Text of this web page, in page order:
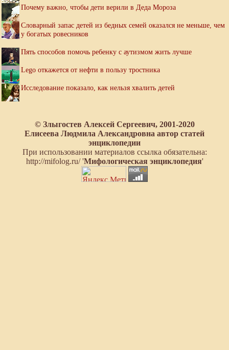
Почему важно, чтобы дети верили в Деда Мороза
Словарный запас детей из бедных семей оказался не меньше, чем
у богатых ровесников
Пять способов помочь ребенку с аутизмом жить лучше
Lego откажется от нефти в пользу тростника
Исследование показало, как нельзя хвалить детей
© Злыгостев Алексей Сергеевич, 2001-2020
Елисеева Людмила Александровна автор статей
энциклопедии
При использовании материалов ссылка обязательна:
http://mifolog.ru/ 'Мифологическая энциклопедия'